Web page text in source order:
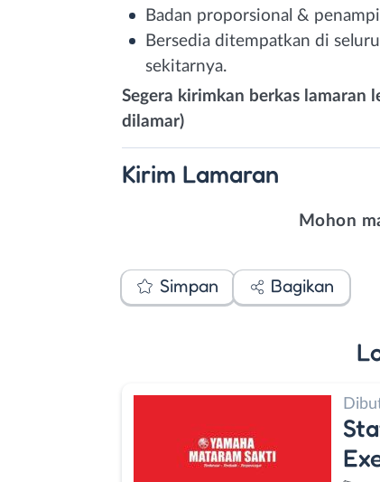
Badan proporsional &
Bersedia ditempatkan di
sekitarnya.
Segera kirimkan berkas lamaran
dilamar)
Kirim Lamaran
Mohon
Simpan Bagikan